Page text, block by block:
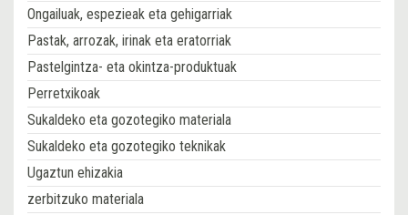
Ongailuak, espezieak eta gehigarriak
Pastak, arrozak, irinak eta eratorriak
Pastelgintza- eta okintza-produktuak
Perretxikoak
Sukaldeko eta gozotegiko materiala
Sukaldeko eta gozotegiko teknikak
Ugaztun ehizakia
zerbitzuko materiala